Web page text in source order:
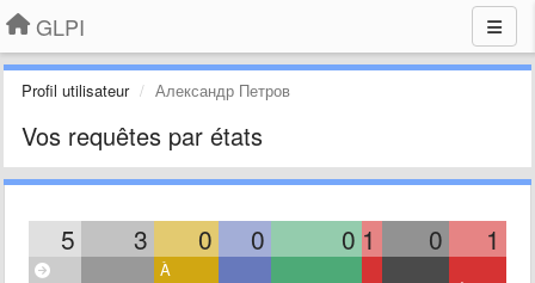
GLPI
Profil utilisateur Александр Петров
Vos requêtes par états
5 3 0 0 0 1 0 1
À